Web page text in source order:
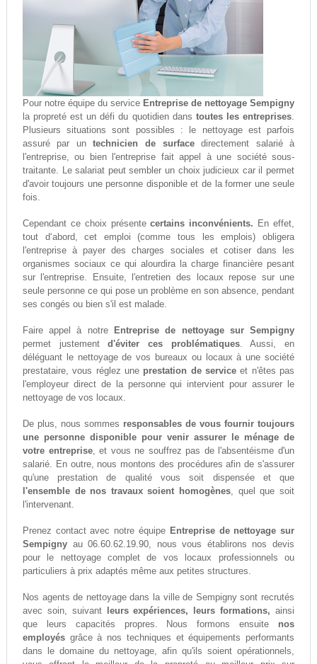
Pour notre équipe du service Entreprise de nettoyage Sempigny
la propreté est un défi du quotidien dans toutes les entreprises.
Plusieurs situations sont possibles : le nettoyage est parfois
assuré par untechnicien de surfacedirectement salarié à
l'entreprise, ou bien l'entreprise fait appel à une société sous-
traitante. Le salariat peut sembler un choix judicieux car il permet
d'avoir toujours une personne disponible et de la former une seule
fois.
Cependant ce choix présentecertains inconvénients. En effet,
tout d‘abord, cet emploi (comme tous les emplois) obligera
l'entreprise à payer des charges sociales et cotiser dans les
organismes sociaux ce qui alourdira la charge financière pesant
sur l'entreprise. Ensuite, l'entretien des locaux repose sur une
seule personne ce qui pose un problème en son absence, pendant
ses congés ou bien s'il est malade.
Faire appel à notre
Entreprise de nettoyage sur Sempigny
permet justementd'éviter ces problématiques. Aussi, en
déléguant le nettoyage de vos bureaux ou locaux à une société
prestataire, vous réglez une prestation de service et n'êtes pas
l'employeur direct de la personne qui intervient pour assurer le
nettoyage de vos locaux.
De plus, nous sommes responsables de vous fournir toujours
une personne disponible pour venir assurer le ménage de
votre entreprise, et vous ne souffrez pas de l'absentéisme d'un
salarié. En outre, nous montons des procédures afin de s'assurer
qu'une prestation de qualité vous soit dispensée et que
l'ensemble de nos travaux soient homogènes, quel que soit
l'intervenant.
Prenez contact avec notre équipe Entreprise de nettoyage sur
Sempignyau 06.60.62.19.90, nous vous établirons nos devis
pour le nettoyage complet de vos locaux professionnels ou
particuliers à prix adaptés même aux petites structures.
Nos agents de nettoyage dans la ville de Sempigny sont recrutés
avec soin, suivant
leurs expériences, leurs formations, ainsi
que leurs capacités propres. Nous formons ensuite nos
employésgrâce à nos techniques et équipements performants
dans le domaine du nettoyage, afin qu'ils soient opérationnels,